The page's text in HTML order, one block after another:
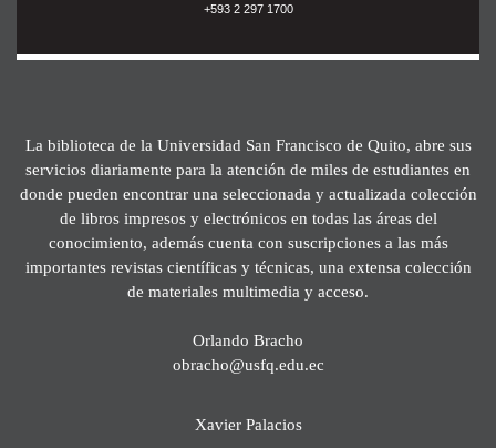
+593 2 297 1700
La biblioteca de la Universidad San Francisco de Quito, abre sus
servicios diariamente para la atención de miles de estudiantes en
donde pueden encontrar una seleccionada y actualizada colección
de libros impresos y electrónicos en todas las áreas del
conocimiento, además cuenta con suscripciones a las más
importantes revistas científicas y técnicas, una extensa colección
de materiales multimedia y acceso.
Orlando Bracho
obracho@usfq.edu.ec
Xavier Palacios